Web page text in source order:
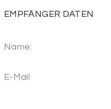
EMPFÄNGER DATEN
Name:
E-Mail